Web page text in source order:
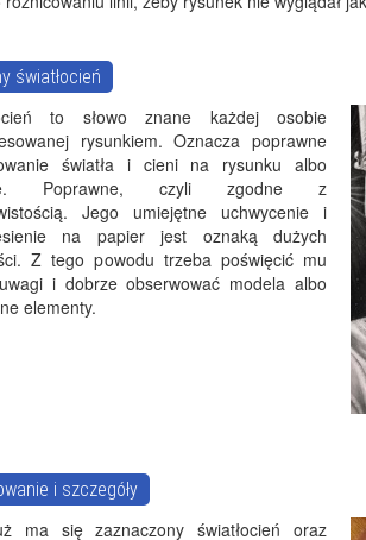
światłocień
to słowo znane każdej osobie
rysunkiem. Oznacza poprawne
światła i cieni na rysunku albo
Poprawne, czyli zgodne z
Jego umiejętne uchwycenie i
na papier jest oznaką dużych
Z tego powodu trzeba poświęcić mu
i dobrze obserwować modela albo
elementy.
i szczegóły
ma się zaznaczony światłocień oraz